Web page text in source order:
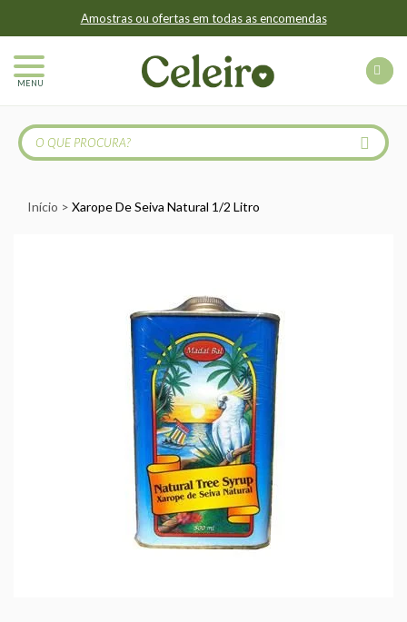
Amostras ou ofertas em todas as encomendas
MENU
Início Xarope De Seiva Natural 1/2 Litro